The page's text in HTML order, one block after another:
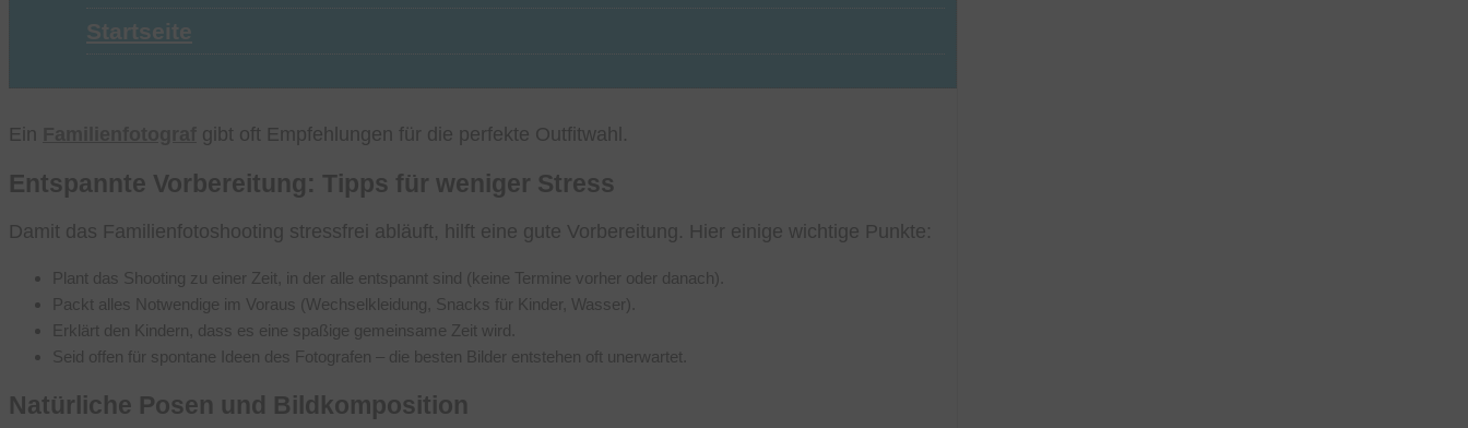
Startseite
Ein gibt oft Empfehlungen für die perfekte Outfitwahl.
Entspannte Vorbereitung: Tipps für weniger Stress
Damit das Familienfotoshooting stressfrei abläuft, hilft eine gute Vorbereitung. Hier einige wichtige Punkte:
Plant das Shooting zu einer Zeit, in der alle entspannt sind (keine Termine vorher oder danach).
Packt alles Notwendige im Voraus (Wechselkleidung, Snacks für Kinder, Wasser).
Erklärt den Kindern, dass es eine spaßige gemeinsame Zeit wird.
Seid offen für spontane Ideen des Fotografen – die besten Bilder entstehen oft unerwartet.
Natürliche Posen und Bildkomposition